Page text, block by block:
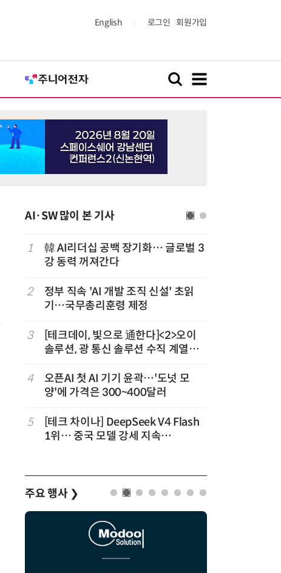
English 로그인 회원가입
AI·SW 많이 본 기사
1
韓 AI리더십 공백 장기화… 글로벌 3
강 동력 꺼져간다
2
정부 직속 'AI 개발 조직 신설' 초읽
기…국무총리훈령 제정
3
[테크데이, 빛으로 通한다]<2>오이
솔루션, 광 통신 솔루션 수직 계열
략'
4
오픈AI 첫 AI 기기 윤곽…'도넛 모
양'에 가격은 300~400달러
5
[테크 차이나] DeepSeek V4 Flash
1위… 중국 모델 강세 지속
주요 행사 ❯